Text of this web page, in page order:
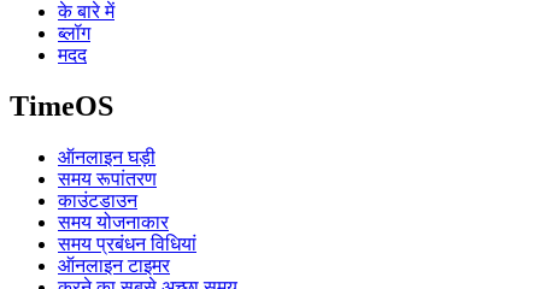
के बारे में
ब्लॉग
मदद
TimeOS
ऑनलाइन घड़ी
समय रूपांतरण
काउंटडाउन
समय योजनाकार
समय प्रबंधन विधियां
ऑनलाइन टाइमर